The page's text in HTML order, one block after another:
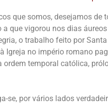
que somos, desejamos
que vigorou nos dias
o trabalho feito por
Igreja no império romano
ordem temporal católica,
se, por vários lados